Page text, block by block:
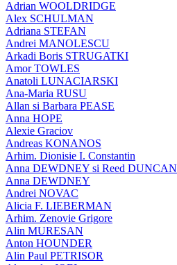
Adrian WOOLDRIDGE
Alex SCHULMAN
Adriana STEFAN
Andrei MANOLESCU
Arkadi Boris STRUGATKI
Amor TOWLES
Anatoli LUNACIARSKI
Ana-Maria RUSU
Allan si Barbara PEASE
Anna HOPE
Alexie Graciov
Andreas KONANOS
Arhim. Dionisie I. Constantin
Anna DEWDNEY si Reed DUNCAN
Anna DEWDNEY
Andrei NOVAC
Alicia F. LIEBERMAN
Arhim. Zenovie Grigore
Alin MURESAN
Anton HOUNDER
Alin Paul PETRISOR